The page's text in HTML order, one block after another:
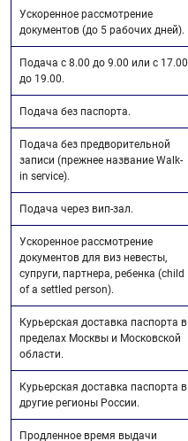
Ускоренное рассмотрение
документов (до 5 рабочих дней).
Подача с 8.00 до 9.00 или с 17.00
до 19.00.
Подача без паспорта.
Подача без предворительной
записи (прежнее название Walk-
in service).
Подача через вип-зал.
Ускоренное рассмотрение
документов для виз невесты,
супруги, партнера, ребенка (child
of a settled person).
Курьерская доставка паспорта в
пределах Москвы и Московской
области.
Курьерская доставка паспорта в
другие регионы России.
Продленное время выдачи